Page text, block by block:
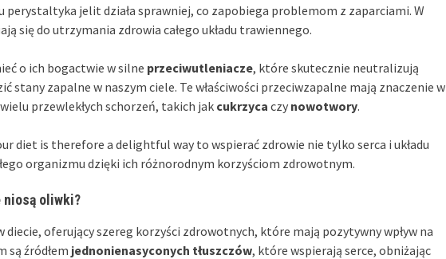
perystaltyka jelit działa sprawniej, co zapobiega problemom z zaparciami. W
się do utrzymania zdrowia całego układu trawiennego.
o ich bogactwie w silne przeciwutleniacze, które skutecznie neutralizują
stany zapalne w naszym ciele. Te właściwości przeciwzapalne mają znaczenie w
przewlekłych schorzeń, takich jak cukrzyca czy nowotwory.
diet is therefore a delightful way to wspierać zdrowie nie tylko serca i układu
organizmu dzięki ich różnorodnym korzyściom zdrowotnym.
oliwki?
diecie, oferujący szereg korzyści zdrowotnych, które mają pozytywny wpływ na
są źródłem jednonienasyconych tłuszczów, które wspierają serce, obniżając